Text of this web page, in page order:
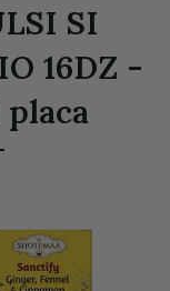
SI
16DZ -